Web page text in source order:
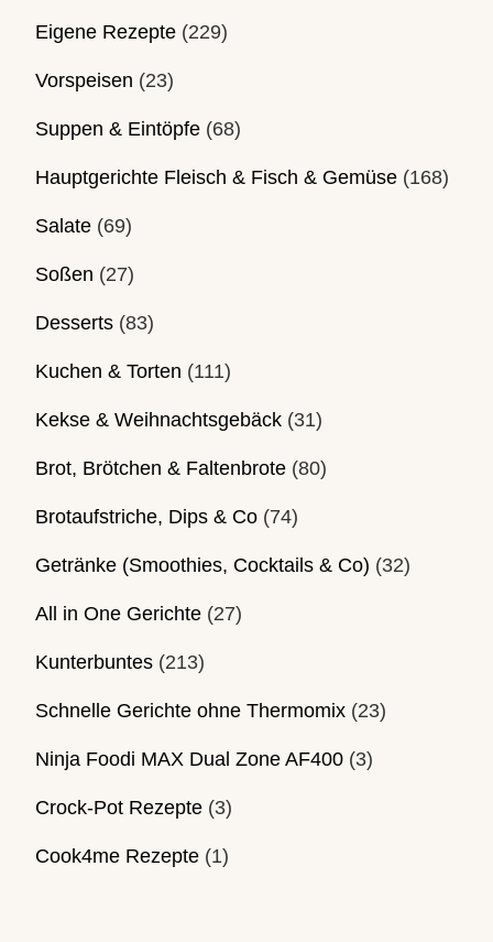
Eigene Rezepte (229)
Vorspeisen (23)
Suppen & Eintöpfe (68)
Hauptgerichte Fleisch & Fisch & Gemüse (168)
Salate (69)
Soßen (27)
Desserts (83)
Kuchen & Torten (111)
Kekse & Weihnachtsgebäck (31)
Brot, Brötchen & Faltenbrote (80)
Brotaufstriche, Dips & Co (74)
Getränke (Smoothies, Cocktails & Co) (32)
All in One Gerichte (27)
Kunterbuntes (213)
Schnelle Gerichte ohne Thermomix (23)
Ninja Foodi MAX Dual Zone AF400 (3)
Crock-Pot Rezepte (3)
Cook4me Rezepte (1)